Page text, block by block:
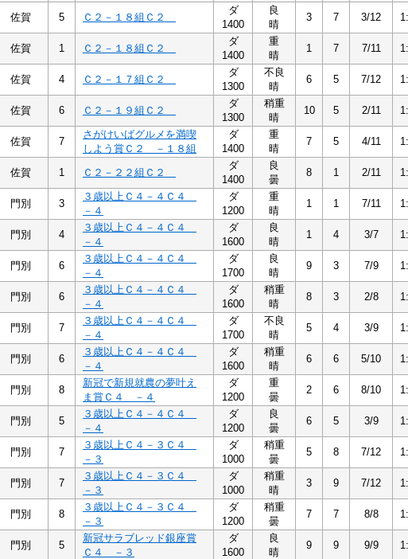
佐賀 5 Ｃ２－１８組Ｃ２
ダ
1400
良
晴
3 7 3/12
佐賀 1 Ｃ２－１８組Ｃ２
ダ
1400
重
晴
1 7 7/11
佐賀 4 Ｃ２－１７組Ｃ２
ダ
1300
不良
晴
6 5 7/12
佐賀 6 Ｃ２－１９組Ｃ２
ダ
1300
稍重
晴
10 5 2/11
佐賀 7
さがけいばグルメを満喫
しよう賞Ｃ２ －１８組
ダ
1400
重
晴
7 5 4/11
佐賀 1 Ｃ２－２２組Ｃ２
ダ
1400
良
曇
8 1 2/11
門別 3
３歳以上Ｃ４－４Ｃ４
－４
ダ
1200
重
晴
1 1 7/11
門別 4
３歳以上Ｃ４－４Ｃ４
－４
ダ
1600
良
晴
1 4 3/7
門別 6
３歳以上Ｃ４－４Ｃ４
－４
ダ
1700
良
晴
9 3 7/9
門別 6
３歳以上Ｃ４－４Ｃ４
－４
ダ
1600
稍重
晴
8 3 2/8
門別 7
３歳以上Ｃ４－４Ｃ４
－４
ダ
1700
不良
晴
5 4 3/9
門別 6
３歳以上Ｃ４－４Ｃ４
－４
ダ
1600
稍重
晴
6 6 5/10
門別 8
新冠で新規就農の夢叶え
ま賞Ｃ４ －４
ダ
1200
重
曇
2 6 8/10
門別 5
３歳以上Ｃ４－４Ｃ４
－４
ダ
1200
良
曇
6 5 3/9
門別 7
３歳以上Ｃ４－３Ｃ４
－３
ダ
1000
稍重
曇
5 8 7/12
門別 7
３歳以上Ｃ４－３Ｃ４
－３
ダ
1000
稍重
晴
3 9 7/12
門別 8
３歳以上Ｃ４－３Ｃ４
－３
ダ
1200
稍重
曇
7 7 8/8
門別 5
新冠サラブレッド銀座賞
Ｃ４ －３
ダ
1600
良
晴
9 9 9/9